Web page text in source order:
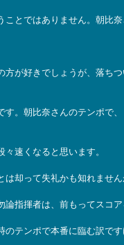
ことではありません。朝比
方が好きでしょうが、落ち
す。朝比奈さんのテンポで
速くなると思います。
は却って失礼かも知れませ
論指揮者は、前もってスコ
のテンポで本番に臨む訳で